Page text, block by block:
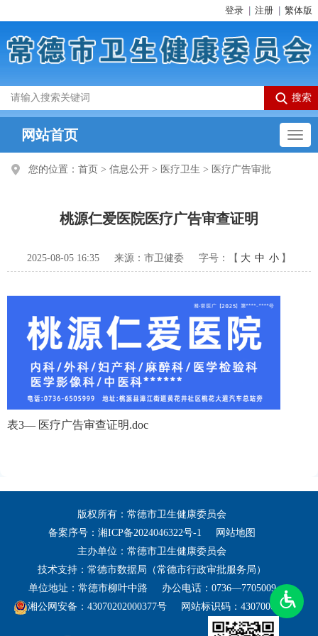
登录 注册 繁体版
网站首页
您的位置： 首页 > 信息公开 > 医疗卫生 > 医疗广告审批
桃源仁爱医院医疗广告审查证明
2025-08-05 16:35 来源：市卫健委 字号：【 大 中 小 】
表3— 医疗广告审查证明.doc
版权所有：常德市卫生健康委员会
备案序号： 湘ICP备2024046322号-1
网站地图
主办单位：常德市卫生健康委员会
技术支持：常德市数据局（常德市行政审批服务局）
单位地址：常德市柳叶中路
办公电话：0736—7705009
湘公网安备：43070202000377号
网站标识码：4307000031